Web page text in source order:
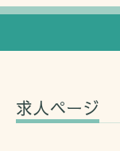
求人ページ